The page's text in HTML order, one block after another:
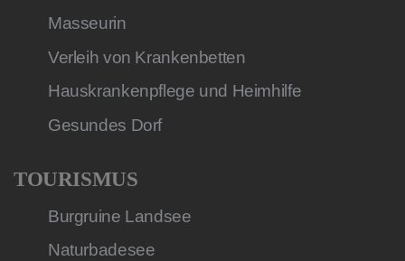
Masseurin
Verleih von Krankenbetten
Hauskrankenpflege und Heimhilfe
Gesundes Dorf
TOURISMUS
Burgruine Landsee
Naturbadesee